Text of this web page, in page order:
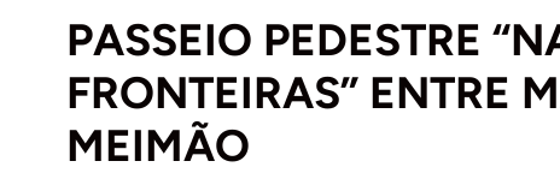
PASSEIO PEDESTRE
FRONTEIRAS” ENTRE
MEIMÃO